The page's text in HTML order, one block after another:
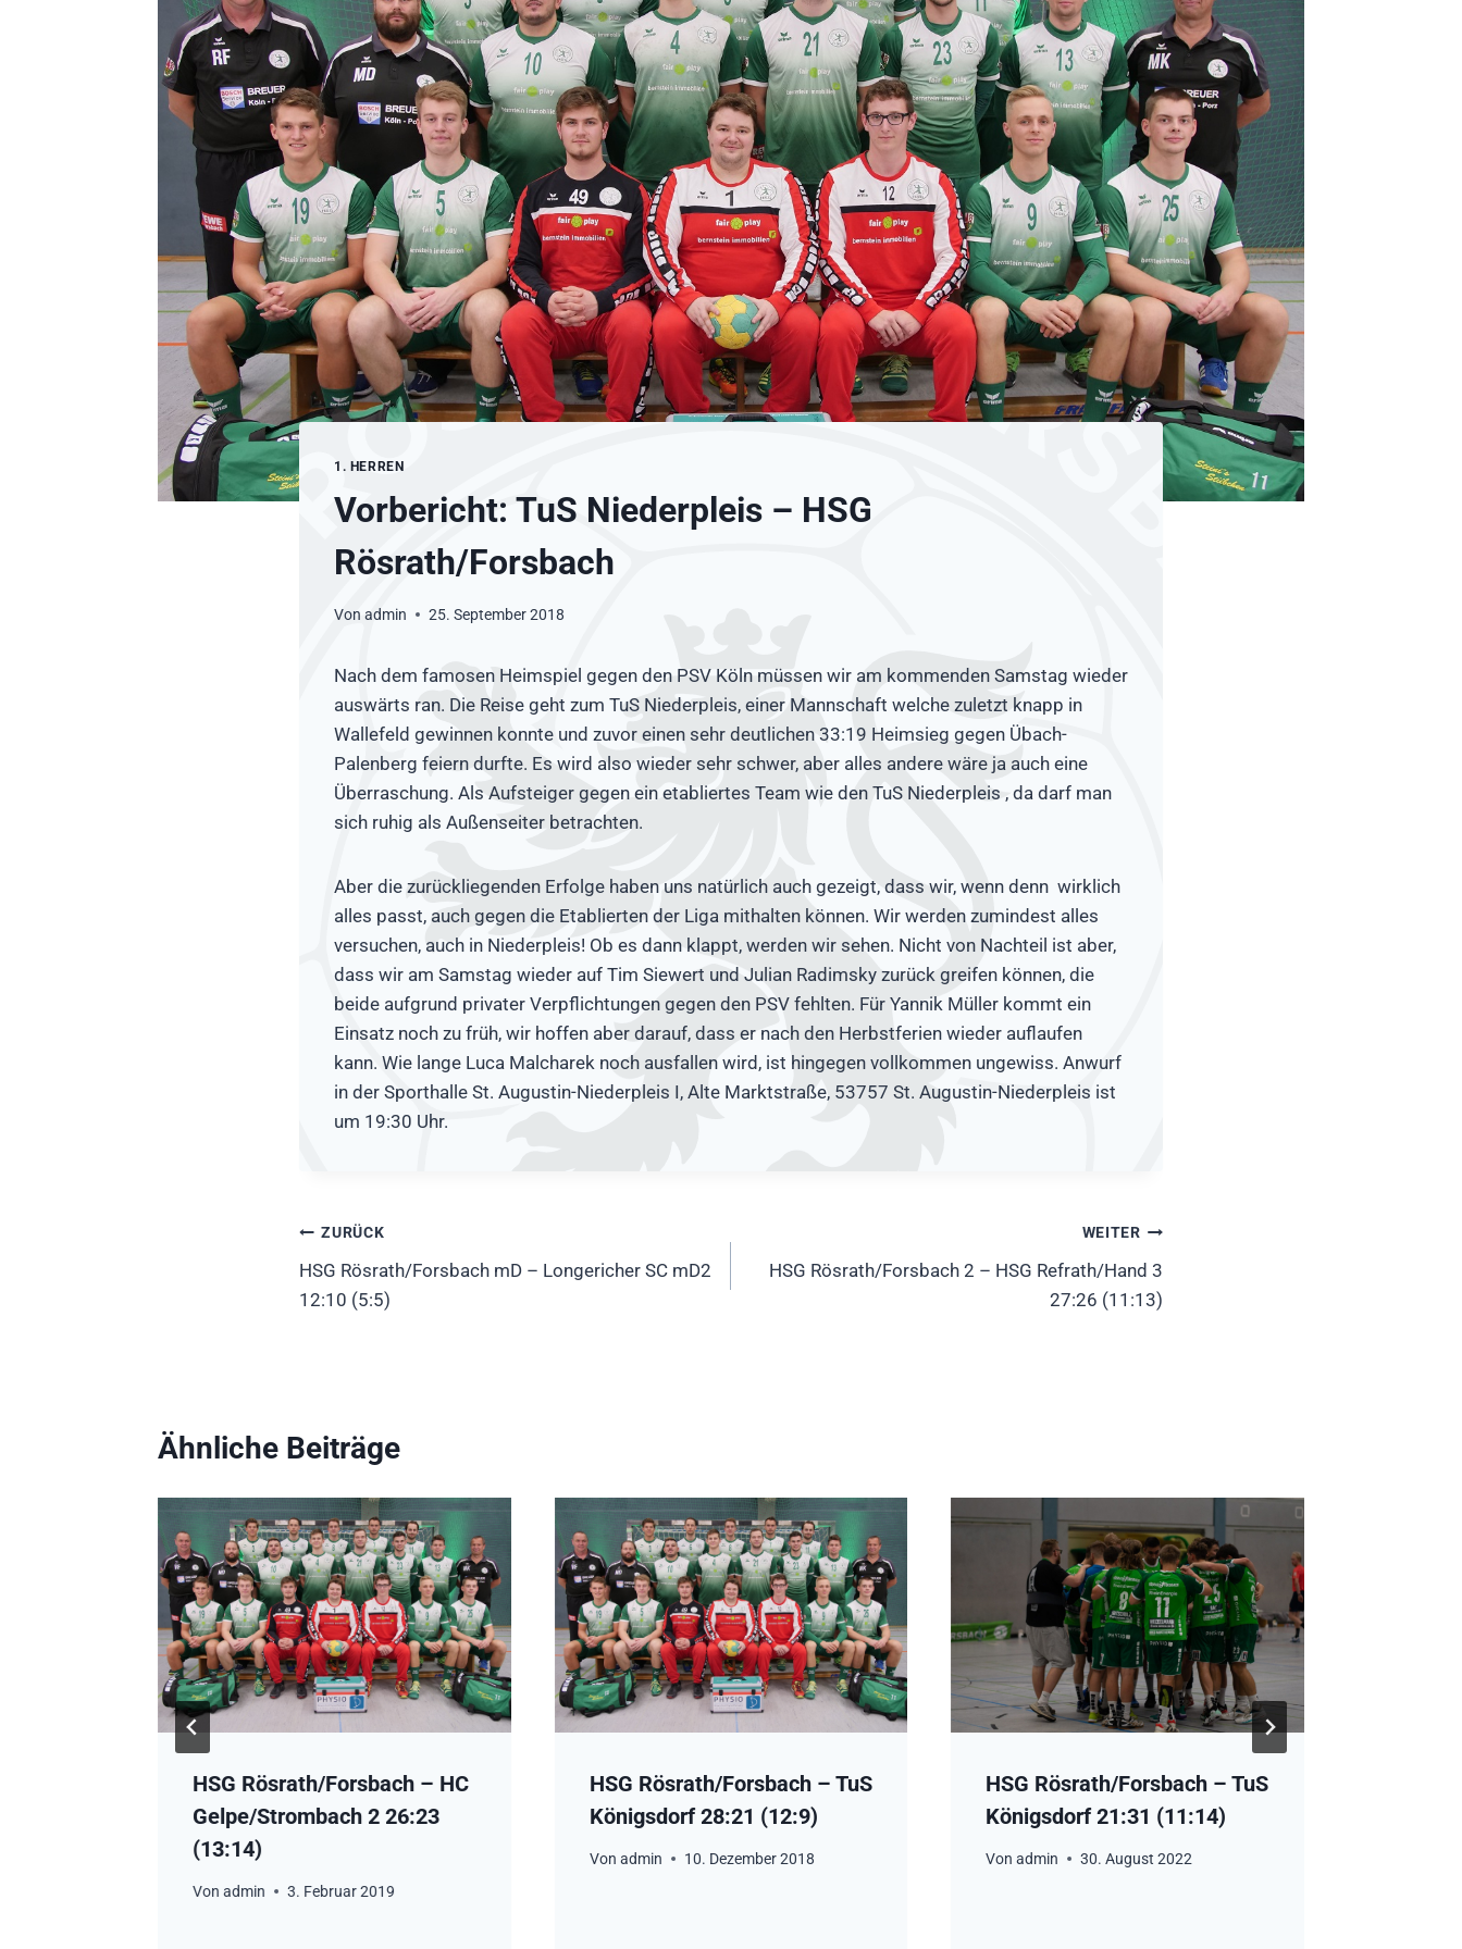
1. HERREN
Vorbericht: TuS Niederpleis – HSG
Rösrath/Forsbach
Von admin 25. September 2018
Nach dem famosen Heimspiel gegen den PSV Köln müssen wir am kommenden Samstag wieder
auswärts ran. Die Reise geht zum TuS Niederpleis, einer Mannschaft welche zuletzt knapp in
Wallefeld gewinnen konnte und zuvor einen sehr deutlichen 33:19 Heimsieg gegen Übach-
Palenberg feiern durfte. Es wird also wieder sehr schwer, aber alles andere wäre ja auch eine
Überraschung. Als Aufsteiger gegen ein etabliertes Team wie den TuS Niederpleis , da darf man
sich ruhig als Außenseiter betrachten.
Aber die zurückliegenden Erfolge haben uns natürlich auch gezeigt, dass wir, wenn denn wirklich
alles passt, auch gegen die Etablierten der Liga mithalten können. Wir werden zumindest alles
versuchen, auch in Niederpleis! Ob es dann klappt, werden wir sehen. Nicht von Nachteil ist aber,
dass wir am Samstag wieder auf Tim Siewert und Julian Radimsky zurück greifen können, die
beide aufgrund privater Verpflichtungen gegen den PSV fehlten. Für Yannik Müller kommt ein
Einsatz noch zu früh, wir hoffen aber darauf, dass er nach den Herbstferien wieder auflaufen
kann. Wie lange Luca Malcharek noch ausfallen wird, ist hingegen vollkommen ungewiss. Anwurf
in der Sporthalle St. Augustin-Niederpleis I, Alte Marktstraße, 53757 St. Augustin-Niederpleis ist
um 19:30 Uhr.
Beitragsnavigation
ZURÜCK
HSG Rösrath/Forsbach mD – Longericher SC mD2
12:10 (5:5)
WEITER
HSG Rösrath/Forsbach 2 – HSG Refrath/Hand 3
27:26 (11:13)
Ähnliche Beiträge
HSG Rösrath/Forsbach – HC
Gelpe/Strombach 2 26:23
(13:14)
Von admin 3. Februar 2019
HSG Rösrath/Forsbach – TuS
Königsdorf 28:21 (12:9)
Von admin 10. Dezember 2018
HSG Rösrath/Forsbach – TuS
Königsdorf 21:31 (11:14)
Von admin 30. August 2022